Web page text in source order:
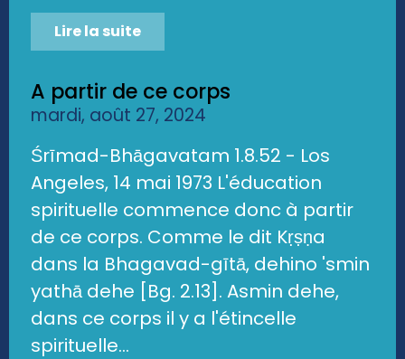
Lire la suite
A partir de ce corps
mardi, août 27, 2024
Śrīmad-Bhāgavatam 1.8.52 - Los
Angeles, 14 mai 1973 L'éducation
spirituelle commence donc à partir
de ce corps. Comme le dit Kṛṣṇa
dans la Bhagavad-gītā, dehino 'smin
yathā dehe [Bg. 2.13]. Asmin dehe,
dans ce corps il y a l'étincelle
spirituelle...